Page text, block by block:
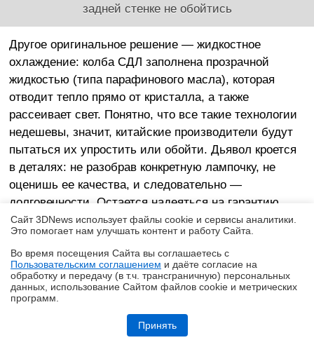
Обзор ноутбука HONOR MagicBook 16 2026 (LHC-X) на платформе
задней стенке не обойтись
Другое оригинальное решение — жидкостное
охлаждение: колба СДЛ заполнена прозрачной
жидкостью (типа парафинового масла), которая
отводит тепло прямо от кристалла, а также
рассеивает свет. Понятно, что все такие технологии
недешевы, значит, китайские производители будут
пытаться их упростить или обойти. Дьявол кроется
в деталях: не разобрав конкретную лампочку, не
оценишь ее качества, и следовательно —
долговечности. Остается надеяться на гарантию,
которая у светодиодных ламп, как и у КЛЛ, доходит
до трех лет.
Сайт 3DNews использует файлы cookie и сервисы аналитики.
Это помогает нам улучшать контент и работу Cайта.
Во время посещения Cайта вы соглашаетесь с
Пользовательским соглашением и даёте согласие на
обработку и передачу (в т.ч. трансграничную) персональных
данных, использование Cайтом файлов cookie и метрических
программ.
Принять